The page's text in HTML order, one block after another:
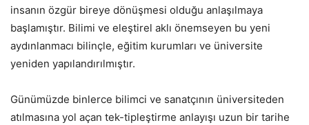
insanın özgür bireye dönüşmesi olduğu anlaşılmaya
başlamıştır. Bilimi ve eleştirel aklı önemseyen bu yeni
aydınlanmacı bilinçle, eğitim kurumları ve üniversite
yeniden yapılandırılmıştır.
Günümüzde binlerce bilimci ve sanatçının üniversiteden
atılmasına yol açan tek-tipleştirme anlayışı uzun bir tarihe